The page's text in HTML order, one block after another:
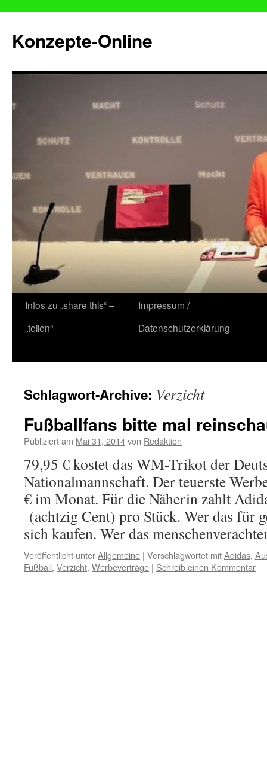
Konzepte-Online
Zum
Inhalt
Infos zu „share this“ –
„teilen“
Impressum /
Datenschutzerklärung
Schlagwort-Archive: Verzicht
Fußballfans bitte mal
Publiziert am Mai 31, 2014von Redaktion
79,95 € kostet das WM-Trikot der
Nationalmannschaft. Der teuerste
€ im Monat. Für die Näherin zahlt
(achtzig Cent) pro Stück. Wer das für
sich kaufen. Wer das
Veröffentlicht unterAllgemeine | Verschlagwortet mitAdidas,
Fußball, Verzicht, Werbeverträge | Schreib einen Kommentar